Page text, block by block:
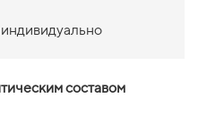
составом